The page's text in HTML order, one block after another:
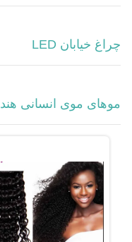
چراغ خیابان LED
موهای موی انسانی هند